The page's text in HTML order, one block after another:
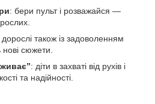
: бери пульт і розважайся —
дорослі також із задоволенням
сюжети.
: діти в захваті від рухів і
та надійності.